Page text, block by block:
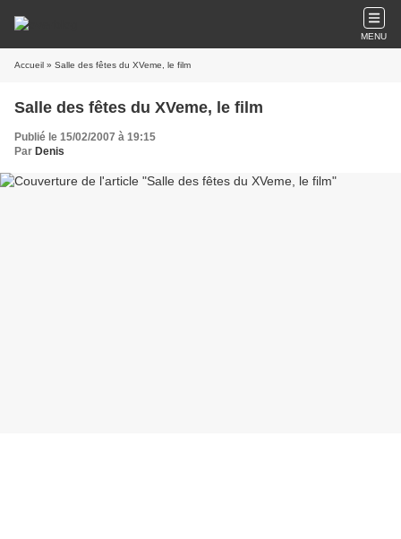
MENU
Accueil » Salle des fêtes du XVeme, le film
Salle des fêtes du XVeme, le film
Publié le 15/02/2007 à 19:15
Par Denis